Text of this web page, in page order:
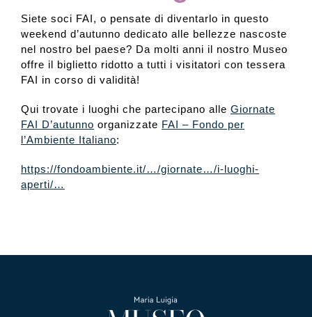
English
Siete soci FAI, o pensate di diventarlo in questo
weekend d’autunno dedicato alle bellezze nascoste
nel nostro bel paese? Da molti anni il nostro Museo
offre il biglietto ridotto a tutti i visitatori con tessera
FAI in corso di validità!
Qui trovate i luoghi che partecipano alle Giornate
FAI D’autunno organizzate FAI – Fondo per
l’Ambiente Italiano:
https://fondoambiente.it/…/giornate…/i-luoghi-
aperti/…